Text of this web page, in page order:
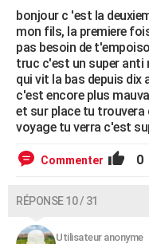
bonjour c 'est la
mon fils, la premiere
pas besoin de
truc c'est un super anti
qui vit la bas depuis
c'est encore plus
et sur place tu trouvera
voyage tu verra c'est
Commenter 0
RÉPONSE 10 / 31
Utilisateur anonyme